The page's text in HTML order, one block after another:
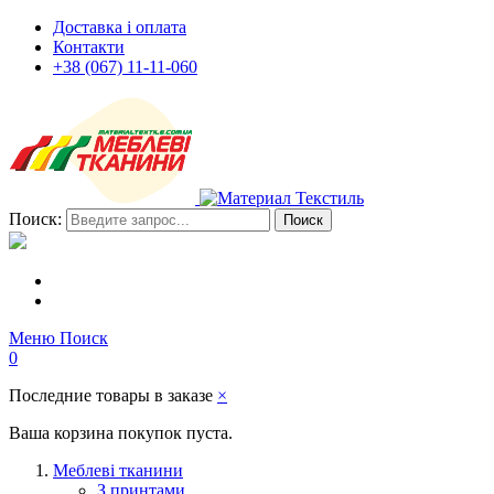
Доставка і оплата
Контакти
+38 (067) 11-11-060
Поиск: Поиск
Меню Поиск
0
Последние товары в заказе ×
Ваша корзина покупок пуста.
Меблеві тканини
З принтами